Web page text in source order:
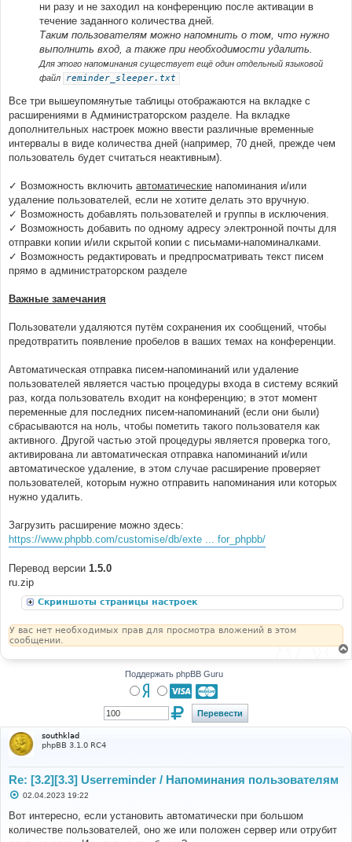
ни разу и не заходил на конференцию после активации в
течение заданного количества дней.
Таким пользователям можно напомнить о том, что нужно
выполнить вход, а также при необходимости удалить.
Для этого напоминания существует ещё один отдельный языковой
файл
reminder_sleeper.txt
Все три вышеупомянутые таблицы отображаются на вкладке с
расширениями в Администраторском разделе. На вкладке
дополнительных настроек можно ввести различные временные
интервалы в виде количества дней (например, 70 дней, прежде чем
пользователь будет считаться неактивным).
✓ Возможность включить автоматические напоминания и/или
удаление пользователей, если не хотите делать это вручную.
✓ Возможность добавлять пользователей и группы в исключения.
✓ Возможность добавить по одному адресу электронной почты для
отправки копии и/или скрытой копии с письмами-напоминалками.
✓ Возможность редактировать и предпросматривать текст писем
прямо в администраторском разделе
Важные замечания
Пользователи удаляются путём сохранения их сообщений, чтобы
предотвратить появление пробелов в ваших темах на конференции.
Автоматическая отправка писем-напоминаний или удаление
пользователей является частью процедуры входа в систему всякий
раз, когда пользователь входит на конференцию; в этот момент
переменные для последних писем-напоминаний (если они были)
сбрасываются на ноль, чтобы пометить такого пользователя как
активного. Другой частью этой процедуры является проверка того,
активирована ли автоматическая отправка напоминаний и/или
автоматическое удаление, в этом случае расширение проверяет
пользователей, которым нужно отправить напоминания или которых
нужно удалить.
Загрузить расширение можно здесь:
https://www.phpbb.com/customise/db/exte ... for_phpbb/
Перевод версии 1.5.0
ru.zip
Скриншоты страницы настроек
У вас нет необходимых прав для просмотра вложений в этом
сообщении.
Поддержать phpBB Guru
southklad
phpBB 3.1.0 RC4
Re: [3.2][3.3] Userreminder / Напоминания пользователям
С
о
б
щ
02.04.2023 19:22
Вот интересно, если установить автоматически при большом
количестве пользователей, оно же или положен сервер или отрубит